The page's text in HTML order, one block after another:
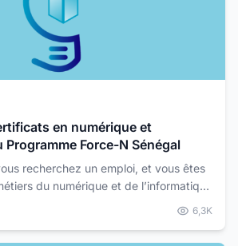
en numérique et
Force-N Sénégal
recherchez un emploi, et vous êtes
du numérique et de l’informatique
postulez aux nouveau...
6,3K